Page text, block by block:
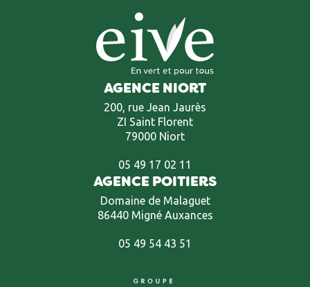
AGENCE NIORT
200, rue Jean Jaurès
ZI Saint Florent
79000 Niort
05 49 17 02 11
AGENCE POITIERS
Domaine de Malaguet
86440 Migné Auxances
05 49 54 43 51